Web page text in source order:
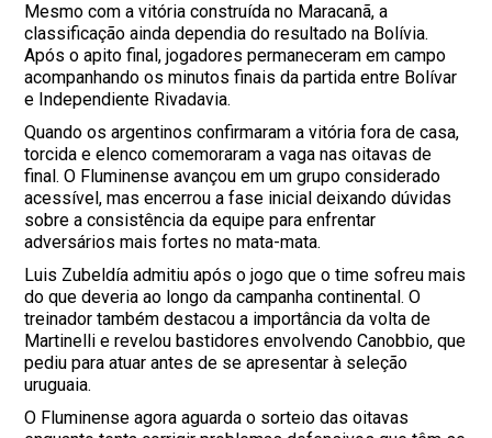
Mesmo com a vitória construída no Maracanã, a
classificação ainda dependia do resultado na Bolívia.
Após o apito final, jogadores permaneceram em campo
acompanhando os minutos finais da partida entre Bolívar
e Independiente Rivadavia.
Quando os argentinos confirmaram a vitória fora de casa,
torcida e elenco comemoraram a vaga nas oitavas de
final. O Fluminense avançou em um grupo considerado
acessível, mas encerrou a fase inicial deixando dúvidas
sobre a consistência da equipe para enfrentar
adversários mais fortes no mata-mata.
Luis Zubeldía admitiu após o jogo que o time sofreu mais
do que deveria ao longo da campanha continental. O
treinador também destacou a importância da volta de
Martinelli e revelou bastidores envolvendo Canobbio, que
pediu para atuar antes de se apresentar à seleção
uruguaia.
O Fluminense agora aguarda o sorteio das oitavas